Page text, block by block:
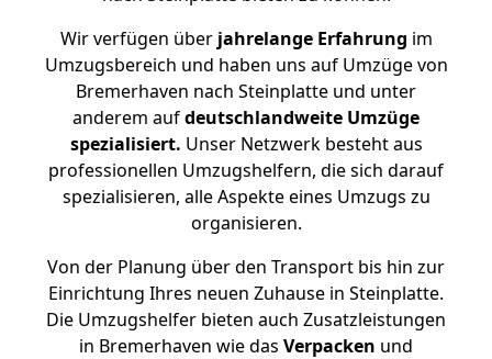
Wir verfügen überjahrelange Erfahrung im
Umzugsbereich und haben uns auf Umzüge von
Bremerhaven nach Steinplatte und unter
anderem aufdeutschlandweite Umzüge
spezialisiert. Unser Netzwerk besteht aus
professionellen Umzugshelfern, die sich darauf
spezialisieren, alle Aspekte eines Umzugs zu
organisieren.
Von der Planung über den Transport bis hin zur
Einrichtung Ihres neuen Zuhause in Steinplatte.
Die Umzugshelfer bieten auch Zusatzleistungen
in Bremerhaven wie das Verpacken und